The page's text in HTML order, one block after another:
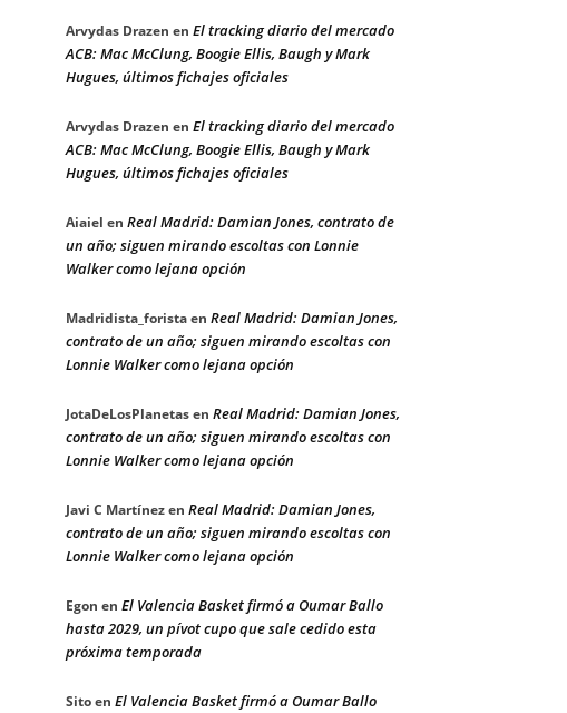
Arvydas Drazen en El tracking diario del mercado
ACB: Mac McClung, Boogie Ellis, Baugh y Mark
Hugues, últimos fichajes oficiales
Arvydas Drazen en El tracking diario del mercado
ACB: Mac McClung, Boogie Ellis, Baugh y Mark
Hugues, últimos fichajes oficiales
Aiaiel en Real Madrid: Damian Jones, contrato de
un año; siguen mirando escoltas con Lonnie
Walker como lejana opción
Madridista_foristaen Real Madrid: Damian Jones,
contrato de un año; siguen mirando escoltas con
Lonnie Walker como lejana opción
JotaDeLosPlanetasen Real Madrid: Damian Jones,
contrato de un año; siguen mirando escoltas con
Lonnie Walker como lejana opción
Javi C Martínezen Real Madrid: Damian Jones,
contrato de un año; siguen mirando escoltas con
Lonnie Walker como lejana opción
Egon en El Valencia Basket firmó a Oumar Ballo
hasta 2029, un pívot cupo que sale cedido esta
próxima temporada
Sitoen El Valencia Basket firmó a Oumar Ballo